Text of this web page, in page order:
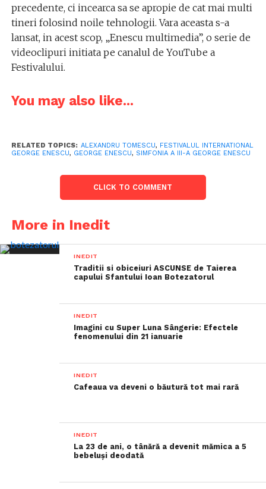
precedente, ci incearca sa se apropie de cat mai multi
tineri folosind noile tehnologii. Vara aceasta s-a
lansat, in acest scop, „Enescu multimedia”, o serie de
videoclipuri initiata pe canalul de YouTube a
Festivalului.
You may also like...
RELATED TOPICS: ALEXANDRU TOMESCU, FESTIVALUL INTERNATIONAL
GEORGE ENESCU, GEORGE ENESCU, SIMFONIA A III-A GEORGE ENESCU
CLICK TO COMMENT
More in Inedit
INEDIT
Traditii si obiceiuri ASCUNSE de Taierea
capului Sfantului Ioan Botezatorul
INEDIT
Imagini cu Super Luna Sângerie: Efectele
fenomenului din 21 ianuarie
INEDIT
Cafeaua va deveni o băutură tot mai rară
INEDIT
La 23 de ani, o tânără a devenit mămica a 5
bebeluși deodată